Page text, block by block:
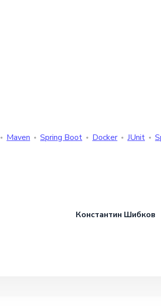
Maven Spring Boot Docker JUnit
Константин Шибков